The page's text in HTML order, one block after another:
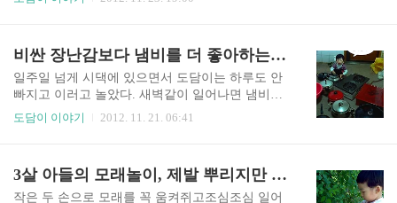
이 요즘은 가스렌지보다 휴대용 가스렌지를 더 많
아들렘 주방놀이에점점 더 난감한 상황들이 연출
되고나는 그 핑계로 요리 하는 걸 ..
기도 참 조심스럽다. 그나마 교회 구역식구들은 이
해를 많이 해주셔서 얼마나 다행인지...이 날도 교
회 언니네 전화를 했더니 오라고 해서 갔었다. 알록
달록 예쁜 냄비들하고 노느라고 피곤한 줄도 모르
고...5시간이 넘도록 낮잠도 안자고 놀았으면서집
가 없어 웃으면서도 한숨이 절로 나온다.
비싼 장난감보다 냄비를 더 좋아하는 아들^^
일주일 넘게 시댁에 있으면서 도담이는 하루도 안
빠지고 이러고 놀았다. 새벽같이 일어나면 냄비들
이 잘 있는지 부터 확인하고 거실에서 주방으로 주
이에 관련된 것들... " 된장찌개 끓여줄게~ " " 맛있
게 끓여줄게~ " " 은색 내려줘~ " (은색 냄비 내려
도담이 이야기 2012. 11. 21. 06:41
3살 아들의 모래놀이, 제발 뿌리지만 마!
작은 두 손으로 모래를 꼭 움켜쥐고조심조심 일어